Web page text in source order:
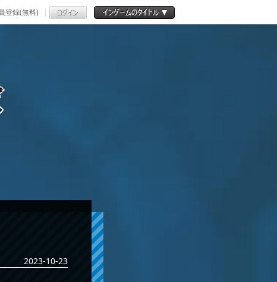
登録(無料)
2023-10-23